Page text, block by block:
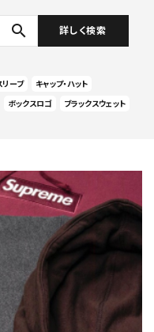
search 詳しく検索
リーブ
キャップ・ハット
ボックスロゴ ブラックスウェット